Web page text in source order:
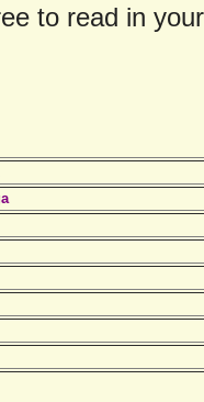
to read in